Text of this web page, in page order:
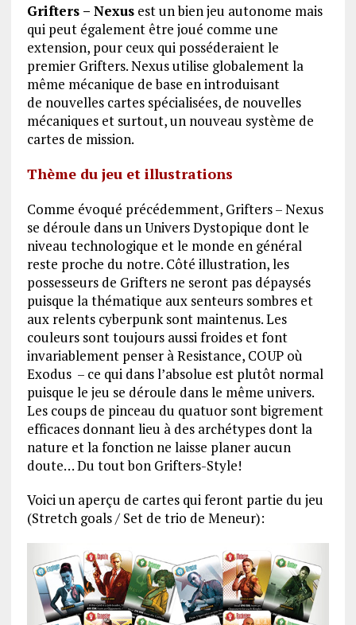
Grifters – Nexusest un bien jeu autonome mais
qui peut également être joué comme une
extension, pour ceux qui posséderaient le
premier Grifters. Nexus utilise globalement la
même mécanique de base en introduisant
de nouvelles cartes spécialisées, de nouvelles
mécaniques et surtout, un nouveau système de
cartes de mission.
Thème du jeu et illustrations
Comme évoqué précédemment, Grifters – Nexus
se déroule dans un Univers Dystopique dont le
niveau technologique et le monde en général
reste proche du notre. Côté illustration, les
possesseurs de Grifters ne seront pas dépaysés
puisque la thématique aux senteurs sombres et
aux relents cyberpunk sont maintenus. Les
couleurs sont toujours aussi froides et font
invariablement penser à Resistance, COUP où
Exodus – ce qui dans l’absolue est plutôt normal
puisque le jeu se déroule dans le même univers.
Les coups de pinceau du quatuor sont bigrement
efficaces donnant lieu à des archétypes dont la
nature et la fonction ne laisse planer aucun
doute… Du tout bon Grifters-Style!
Voici un aperçu de cartes qui feront partie du jeu
(Stretch goals / Set de trio de Meneur):